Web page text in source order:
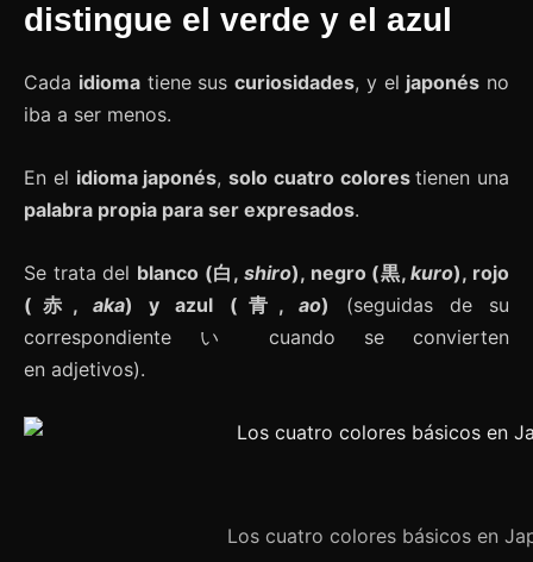
distingue el verde y el azul
Cada idiomatiene sus curiosidades, y el japonés no
iba a ser menos.
En el idioma japonés, solo cuatro colorestienen una
palabra propia para ser expresados.
Se trata del blanco (白, shiro), negro (黒,kuro), rojo
(赤,aka) y azul (青, ao) (seguidas de su
correspondiente い cuando se convierten
en adjetivos).
Los cuatro colores básicos en